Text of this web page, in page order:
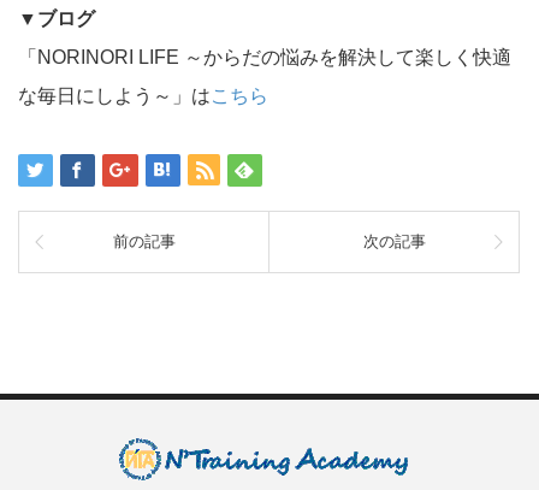
▼ ブログ
「NORINORI LIFE ～からだの悩みを解決して楽しく快適
な毎日にしよう～」はこちら
前の記事 次の記事